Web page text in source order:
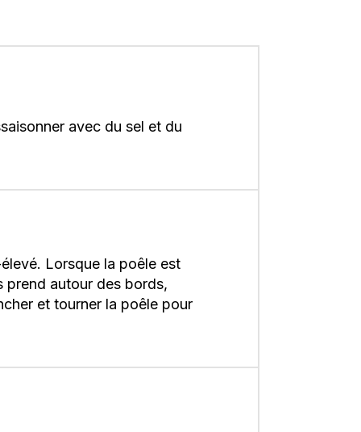
avec du sel et du
Lorsque la poêle est
prend autour des bords,
et tourner la poêle pour